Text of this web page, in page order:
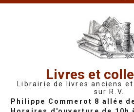
Livres et
Librairie de livres anciens
sur R.V.